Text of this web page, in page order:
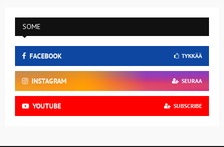
SOME
FACEBOOK TYKKÄÄ
INSTAGRAM SEURAA
YOUTUBE SUBSCRIBE